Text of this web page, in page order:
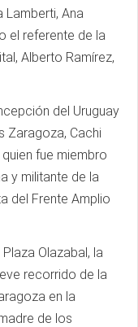
Lamberti, Ana
el referente de la
Alberto Ramírez,
del Uruguay
Zaragoza, Cachi
fue miembro
y militante de la
del Frente Amplio
Olazabal, la
recorrido de la
en la
de los